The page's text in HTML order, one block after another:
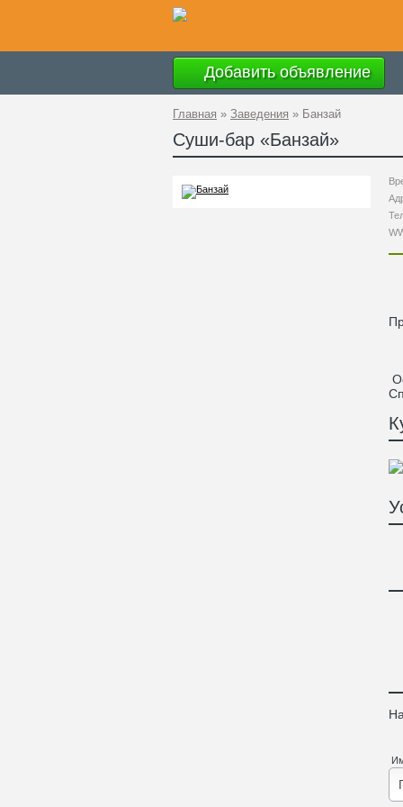
Добавить объявление
Главная » Заведения » Банзай
Суши-бар «Банзай»